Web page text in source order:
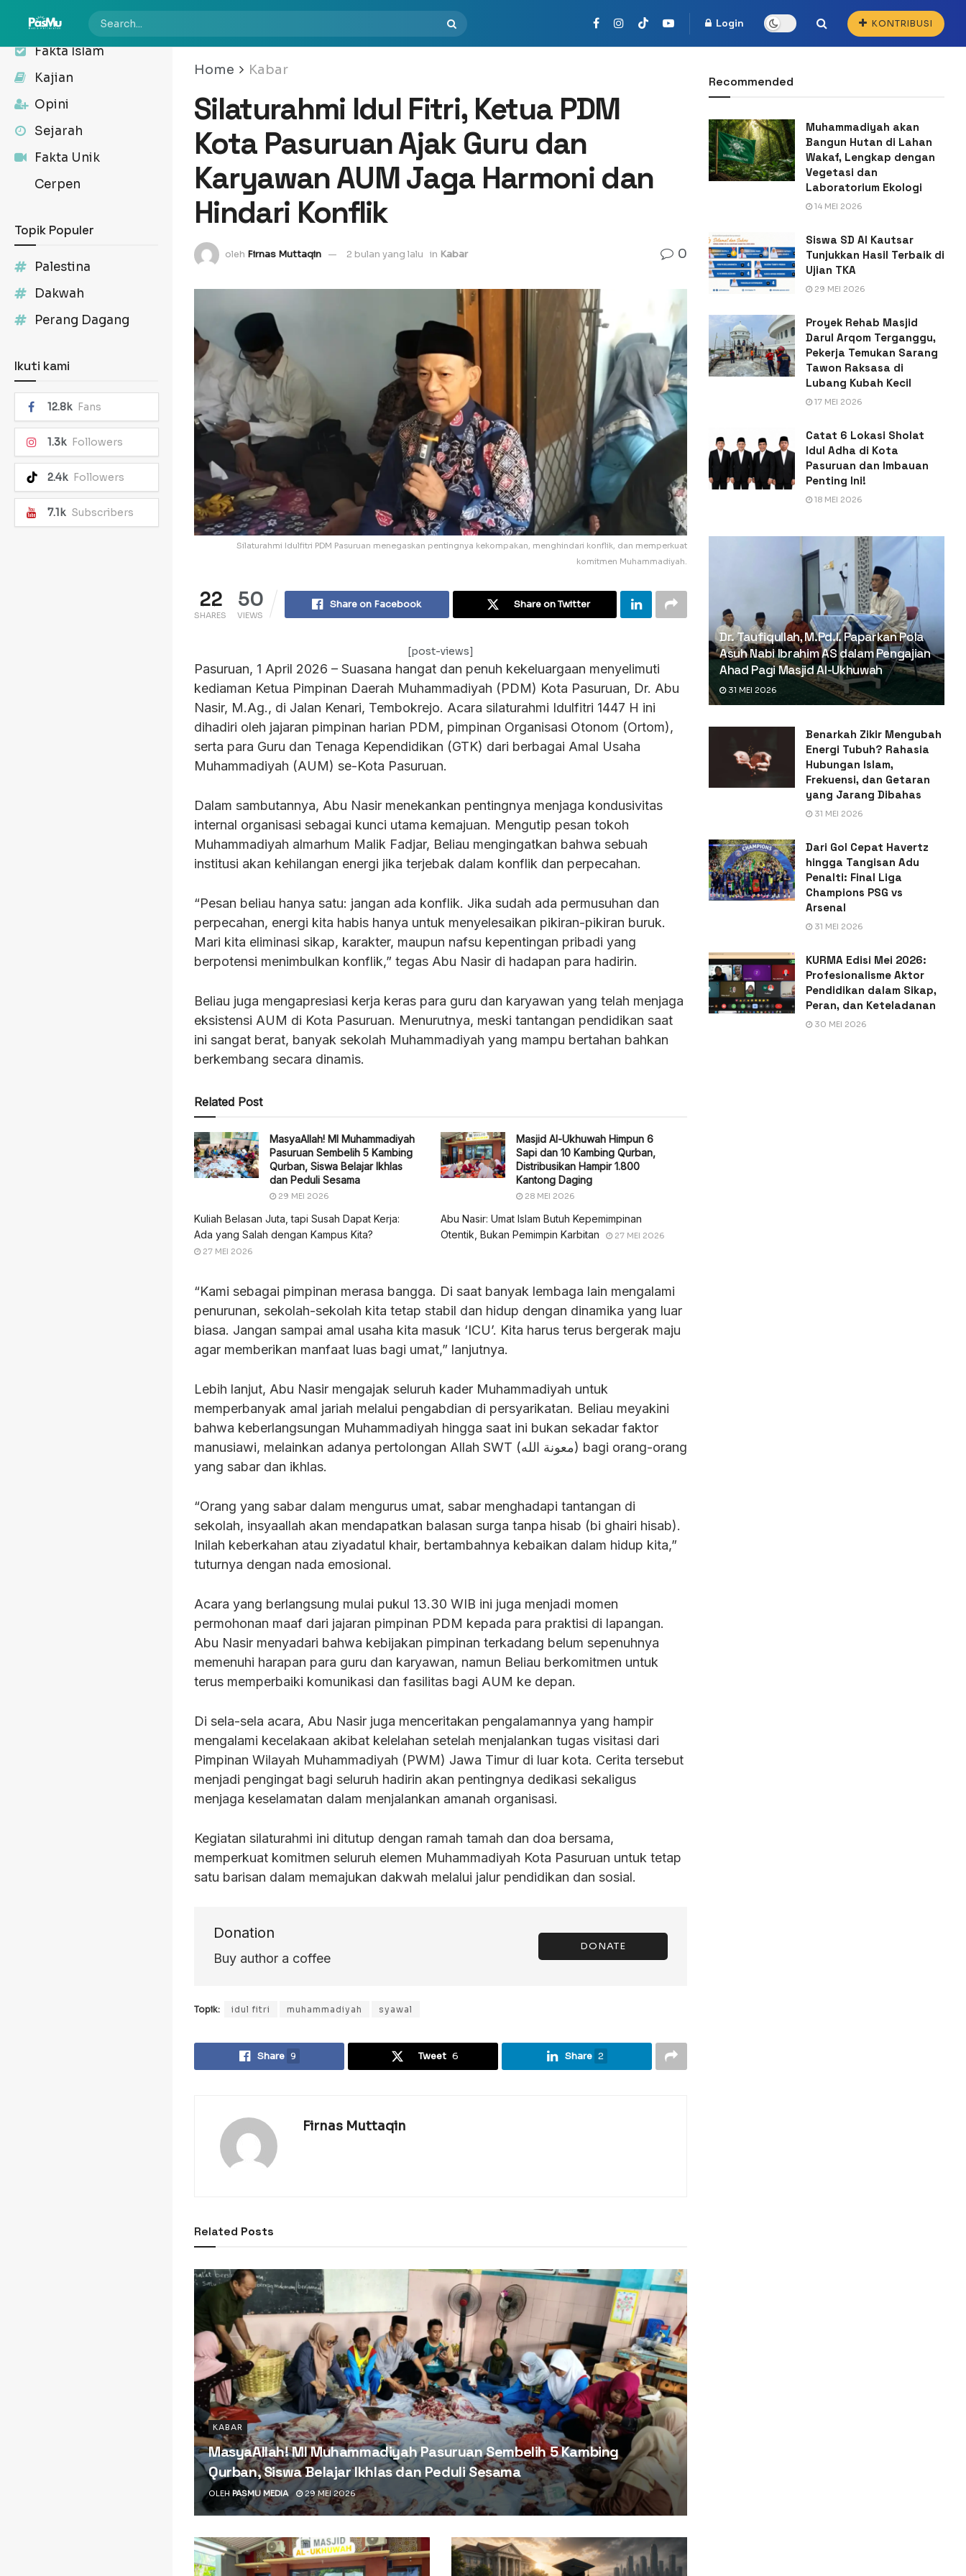
Kabar
Fakta Islam
Kajian
Opini
Sejarah
Fakta Unik
Cerpen
Topik Populer
Palestina
Dakwah
Perang Dagang
Ikuti kami
12.8k Fans
1.3k Followers
2.4k Followers
7.1k Subscribers
Login KONTRIBUSI
Home Kabar
Silaturahmi Idul Fitri, Ketua PDM
Kota Pasuruan Ajak Guru dan
Karyawan AUM Jaga Harmoni dan
Hindari Konflik
oleh Firnas Muttaqin 2 bulan yang lalu in Kabar 0
Silaturahmi Idulfitri PDM Pasuruan menegaskan pentingnya kekompakan, menghindari konflik, dan memperkuat
komitmen Muhammadiyah.
22
SHARES
50
VIEWS
Share on Facebook Share on Twitter
[post-views]
Pasuruan, 1 April 2026 – Suasana hangat dan penuh kekeluargaan menyelimuti
kediaman Ketua Pimpinan Daerah Muhammadiyah (PDM) Kota Pasuruan, Dr. Abu
Nasir, M.Ag., di Jalan Kenari, Tembokrejo. Acara silaturahmi Idulfitri 1447 H ini
dihadiri oleh jajaran pimpinan harian PDM, pimpinan Organisasi Otonom (Ortom),
serta para Guru dan Tenaga Kependidikan (GTK) dari berbagai Amal Usaha
Muhammadiyah (AUM) se-Kota Pasuruan.
Dalam sambutannya, Abu Nasir menekankan pentingnya menjaga kondusivitas
internal organisasi sebagai kunci utama kemajuan. Mengutip pesan tokoh
Muhammadiyah almarhum Malik Fadjar, Beliau mengingatkan bahwa sebuah
institusi akan kehilangan energi jika terjebak dalam konflik dan perpecahan.
“Pesan beliau hanya satu: jangan ada konflik. Jika sudah ada permusuhan dan
perpecahan, energi kita habis hanya untuk menyelesaikan pikiran-pikiran buruk.
Mari kita eliminasi sikap, karakter, maupun nafsu kepentingan pribadi yang
berpotensi menimbulkan konflik,” tegas Abu Nasir di hadapan para hadirin.
Beliau juga mengapresiasi kerja keras para guru dan karyawan yang telah menjaga
eksistensi AUM di Kota Pasuruan. Menurutnya, meski tantangan pendidikan saat
ini sangat berat, banyak sekolah Muhammadiyah yang mampu bertahan bahkan
berkembang secara dinamis.
Related Post
MasyaAllah! MI Muhammadiyah
Pasuruan Sembelih 5 Kambing
Qurban, Siswa Belajar Ikhlas
dan Peduli Sesama
29 MEI 2026
Masjid Al-Ukhuwah Himpun 6
Sapi dan 10 Kambing Qurban,
Distribusikan Hampir 1.800
Kantong Daging
28 MEI 2026
Kuliah Belasan Juta, tapi Susah Dapat Kerja:
Ada yang Salah dengan Kampus Kita?
27 MEI 2026
Abu Nasir: Umat Islam Butuh Kepemimpinan
Otentik, Bukan Pemimpin Karbitan
27 MEI 2026
“Kami sebagai pimpinan merasa bangga. Di saat banyak lembaga lain mengalami
penurunan, sekolah-sekolah kita tetap stabil dan hidup dengan dinamika yang luar
biasa. Jangan sampai amal usaha kita masuk ‘ICU’. Kita harus terus bergerak maju
agar memberikan manfaat luas bagi umat,” lanjutnya.
Lebih lanjut, Abu Nasir mengajak seluruh kader Muhammadiyah untuk
memperbanyak amal jariah melalui pengabdian di persyarikatan. Beliau meyakini
bahwa keberlangsungan Muhammadiyah hingga saat ini bukan sekadar faktor
manusiawi, melainkan adanya pertolongan Allah SWT (معونة الله) bagi orang-orang
yang sabar dan ikhlas.
“Orang yang sabar dalam mengurus umat, sabar menghadapi tantangan di
sekolah, insyaallah akan mendapatkan balasan surga tanpa hisab (bi ghairi hisab).
Inilah keberkahan atau ziyadatul khair, bertambahnya kebaikan dalam hidup kita,”
tuturnya dengan nada emosional.
Acara yang berlangsung mulai pukul 13.30 WIB ini juga menjadi momen
permohonan maaf dari jajaran pimpinan PDM kepada para praktisi di lapangan.
Abu Nasir menyadari bahwa kebijakan pimpinan terkadang belum sepenuhnya
memenuhi harapan para guru dan karyawan, namun Beliau berkomitmen untuk
terus memperbaiki komunikasi dan fasilitas bagi AUM ke depan.
Di sela-sela acara, Abu Nasir juga menceritakan pengalamannya yang hampir
mengalami kecelakaan akibat kelelahan setelah menjalankan tugas visitasi dari
Pimpinan Wilayah Muhammadiyah (PWM) Jawa Timur di luar kota. Cerita tersebut
menjadi pengingat bagi seluruh hadirin akan pentingnya dedikasi sekaligus
menjaga keselamatan dalam menjalankan amanah organisasi.
Kegiatan silaturahmi ini ditutup dengan ramah tamah dan doa bersama,
memperkuat komitmen seluruh elemen Muhammadiyah Kota Pasuruan untuk tetap
satu barisan dalam memajukan dakwah melalui jalur pendidikan dan sosial.
Donation
Buy author a coffee
DONATE
Topik: idul fitri muhammadiyah syawal
Share 9 Tweet 6 Share 2
Firnas Muttaqin
Related Posts
KABAR
MasyaAllah! MI Muhammadiyah Pasuruan Sembelih 5 Kambing
Qurban, Siswa Belajar Ikhlas dan Peduli Sesama
OLEH PASMU MEDIA 29 MEI 2026
Recommended
Muhammadiyah akan
Bangun Hutan di Lahan
Wakaf, Lengkap dengan
Vegetasi dan
Laboratorium Ekologi
14 MEI 2026
Siswa SD Al Kautsar
Tunjukkan Hasil Terbaik di
Ujian TKA
29 MEI 2026
Proyek Rehab Masjid
Darul Arqom Terganggu,
Pekerja Temukan Sarang
Tawon Raksasa di
Lubang Kubah Kecil
17 MEI 2026
Catat 6 Lokasi Sholat
Idul Adha di Kota
Pasuruan dan Imbauan
Penting Ini!
18 MEI 2026
Dr. Taufiqullah, M.Pd.I. Paparkan Pola
Asuh Nabi Ibrahim AS dalam Pengajian
Ahad Pagi Masjid Al-Ukhuwah
31 MEI 2026
Benarkah Zikir Mengubah
Energi Tubuh? Rahasia
Hubungan Islam,
Frekuensi, dan Getaran
yang Jarang Dibahas
31 MEI 2026
Dari Gol Cepat Havertz
hingga Tangisan Adu
Penalti: Final Liga
Champions PSG vs
Arsenal
31 MEI 2026
KURMA Edisi Mei 2026:
Profesionalisme Aktor
Pendidikan dalam Sikap,
Peran, dan Keteladanan
30 MEI 2026